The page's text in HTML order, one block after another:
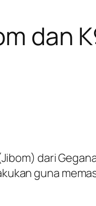
dan
dari
guna